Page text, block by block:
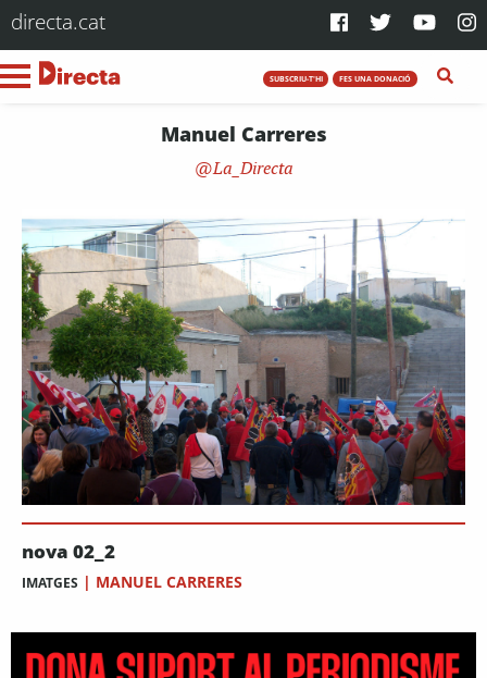
directa.cat
SUBSCRIU-T'HI FES UNA DONACIÓ
Manuel Carreres
La_Directa
nova 02_2
IMATGES | MANUEL CARRERES